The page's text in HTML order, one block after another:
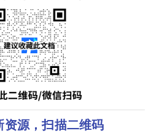
资源，扫描二维码